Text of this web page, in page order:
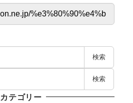
検索
検索
カテゴリー